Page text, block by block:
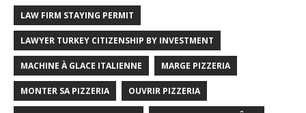
LAW FIRM STAYING PERMIT
LAWYER TURKEY CITIZENSHIP BY INVESTMENT
MACHINE À GLACE ITALIENNE MARGE PIZZERIA
MONTER SA PIZZERIA OUVRIR PIZZERIA